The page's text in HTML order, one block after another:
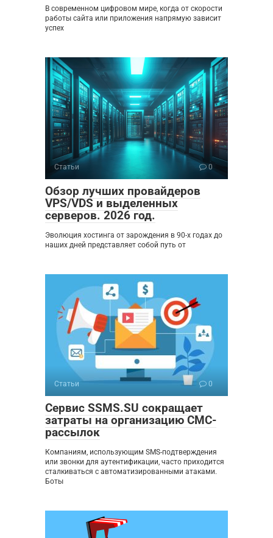
В современном цифровом мире, когда от скорости
работы сайта или приложения напрямую зависит
успех
Статьи 0
Обзор лучших провайдеров
VPS/VDS и выделенных
серверов. 2026 год.
Эволюция хостинга от зарождения в 90-х годах до
наших дней представляет собой путь от
Статьи 0
Сервис SSMS.SU сокращает
затраты на организацию СМС-
рассылок
Компаниям, использующим SMS-подтверждения
или звонки для аутентификации, часто приходится
сталкиваться с автоматизированными атаками.
Боты